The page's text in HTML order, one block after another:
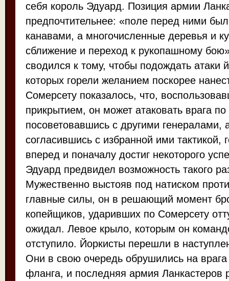
себя король Эдуард. Позиция армии
предпочтительнее: «поле перед ними
канавами, а многочисленные деревья и
сближение и переход к рукопашному
сводился к тому, чтобы подождать атаки
которых горели желанием поскорее
Сомерсету показалось, что,
прикрытием, он может атаковать врага
посоветовавшись с другими генералами,
согласившись с избранной ими тактикой,
вперед и поначалу достиг некоторого
Эдуард предвидел возможность такого
Мужественно выстояв под натиском
главные силы, он в решающий момент
копейщиков, ударивших по Сомерсету
ожидал. Левое крыло, которым он
отступило. Йоркисты перешли в
Они в свою очередь обрушились на
фланга, и последняя армия Ланкастеров